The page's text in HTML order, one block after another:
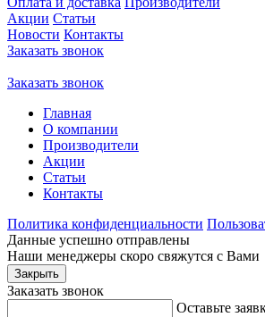
Акции Статьи
Новости Контакты
Заказать звонок
Заказать звонок
Главная
О компании
Производители
Акции
Статьи
Контакты
Политика конфиденциальности
Данные успешно отправлены
Наши менеджеры скоро свяжутся с Вами
Закрыть
Заказать звонок
Оставьте